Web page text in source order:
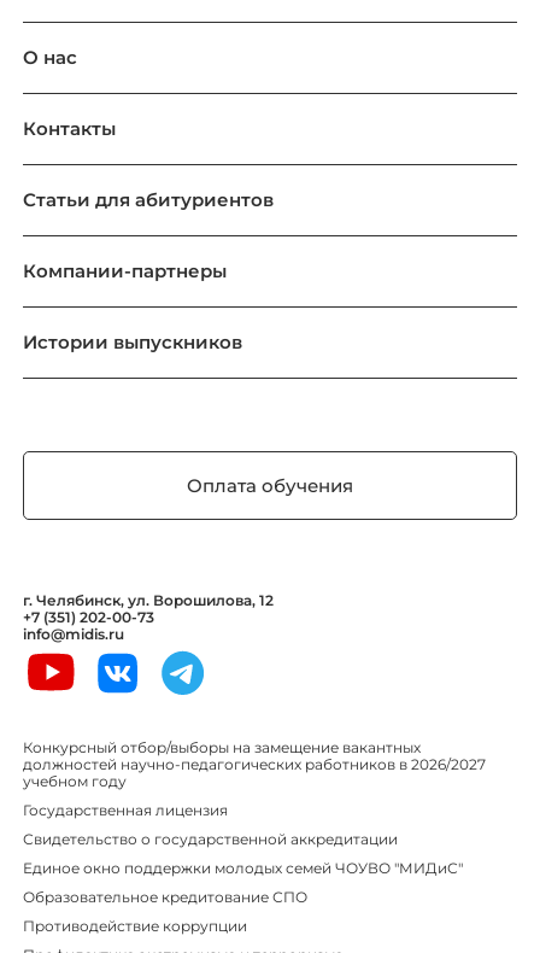
О нас
Контакты
Статьи для абитуриентов
Компании-партнеры
Истории выпускников
Оплата обучения
г. Челябинск, ул. Ворошилова, 12
+7 (351) 202-00-73
info@midis.ru
Конкурсный отбор/выборы на замещение вакантных
должностей научно-педагогических работников в 2026/2027
учебном году
Государственная лицензия
Свидетельство о государственной аккредитации
Единое окно поддержки молодых семей ЧОУВО "МИДиС"
Образовательное кредитование СПО
Противодействие коррупции